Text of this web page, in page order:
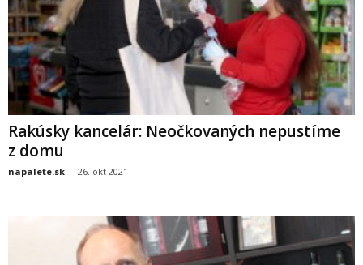
Rakúsky kancelár: Neočkovaných nepustíme
z domu
napalete.sk - 26. okt 2021